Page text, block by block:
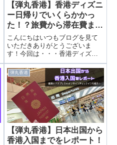
【弾丸香港】香港ディズニ
ー日帰りでいくらかかっ
た！？旅費から滞在費まで
大公開！
こんにちはいつもブログを見て
いただきありがとうございま
す！今回は・・・香港ディズニ
ー日帰りでいくらかかった！？
旅費から滞在費まで大公開！前
回は香港国際空港のラウンジを
紹介しました。▶ 香港国際空港
のプライオリティパス対応ラウ
ンジ「Plaza...
弾丸香港
【弾丸香港】日本出国から
香港入国までをレポート！